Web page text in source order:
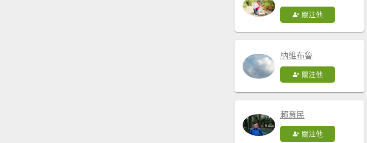
關注他
納維布魯
關注他
賴育民
關注他